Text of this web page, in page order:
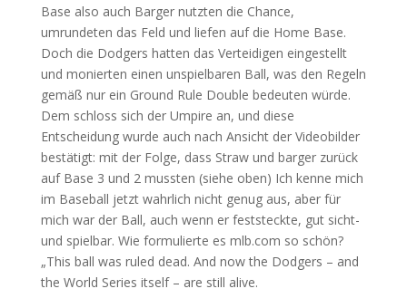
Base also auch Barger nutzten die Chance,
umrundeten das Feld und liefen auf die Home Base.
Doch die Dodgers hatten das Verteidigen eingestellt
und monierten einen unspielbaren Ball, was den Regeln
gemäß nur ein Ground Rule Double bedeuten würde.
Dem schloss sich der Umpire an, und diese
Entscheidung wurde auch nach Ansicht der Videobilder
bestätigt: mit der Folge, dass Straw und barger zurück
auf Base 3 und 2 mussten (siehe oben) Ich kenne mich
im Baseball jetzt wahrlich nicht genug aus, aber für
mich war der Ball, auch wenn er feststeckte, gut sicht-
und spielbar. Wie formulierte es mlb.com so schön?
„This ball was ruled dead. And now the Dodgers – and
the World Series itself – are still alive.